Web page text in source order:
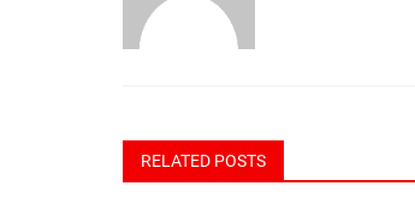
RELATED POSTS